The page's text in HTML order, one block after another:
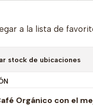
a la lista de
stock de ubicaciones
Orgánico con el